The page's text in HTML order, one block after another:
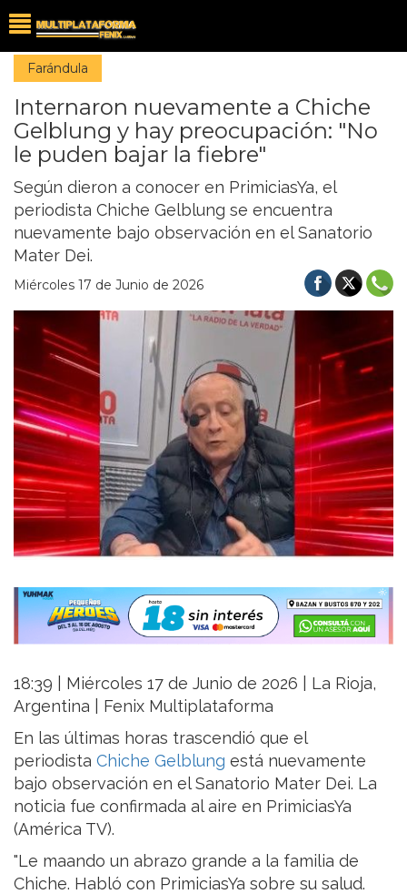
Farándula
Internaron nuevamente a Chiche
Gelblung y hay preocupación: "No
le puden bajar la fiebre"
Según dieron a conocer en PrimiciasYa, el
periodista Chiche Gelblung se encuentra
nuevamente bajo observación en el Sanatorio
Mater Dei.
Miércoles 17 de Junio de 2026
18:39 | Miércoles 17 de Junio de 2026 | La Rioja,
Argentina | Fenix Multiplataforma
En las últimas horas trascendió que el
periodista Chiche Gelblung está nuevamente
bajo observación en el Sanatorio Mater Dei. La
noticia fue confirmada al aire en PrimiciasYa
(América TV).
"Le maando un abrazo grande a la familia de
Chiche. Habló con PrimiciasYa sobre su salud.